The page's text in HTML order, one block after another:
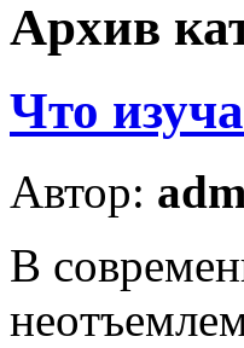
Архив
Что
Автор:
В